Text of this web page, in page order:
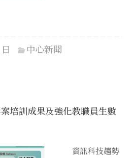
中心新聞
培訓成果及強化教職員生數
資訊科技趨勢